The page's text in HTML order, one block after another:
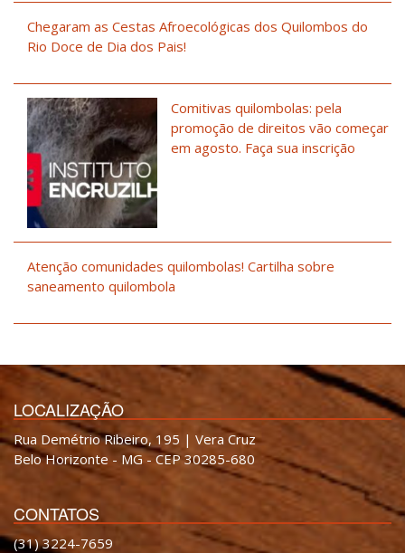
Chegaram as Cestas Afroecológicas dos Quilombos do
Rio Doce de Dia dos Pais!
Comitivas quilombolas: pela
promoção de direitos vão começar
em agosto. Faça sua inscrição
Atenção comunidades quilombolas! Cartilha sobre
saneamento quilombola
LOCALIZAÇÃO
Rua Demétrio Ribeiro, 195 | Vera Cruz
Belo Horizonte - MG - CEP 30285-680
CONTATOS
(31) 3224-7659